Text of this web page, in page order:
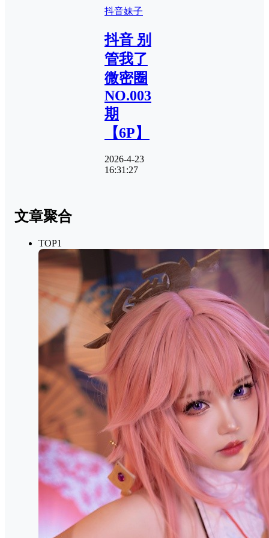
抖音妹子
抖音 别
管我了
微密圈
NO.003
期
【6P】
2026-4-23
16:31:27
文章聚合
TOP1